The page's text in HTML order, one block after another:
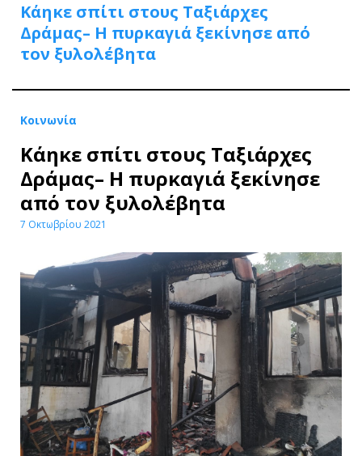
Κάηκε σπίτι στους Ταξιάρχες
Δράμας– Η πυρκαγιά ξεκίνησε από
τον ξυλολέβητα
Κοινωνία
Κάηκε σπίτι στους Ταξιάρχες
Δράμας– Η πυρκαγιά ξεκίνησε
από τον ξυλολέβητα
7 Οκτωβρίου 2021